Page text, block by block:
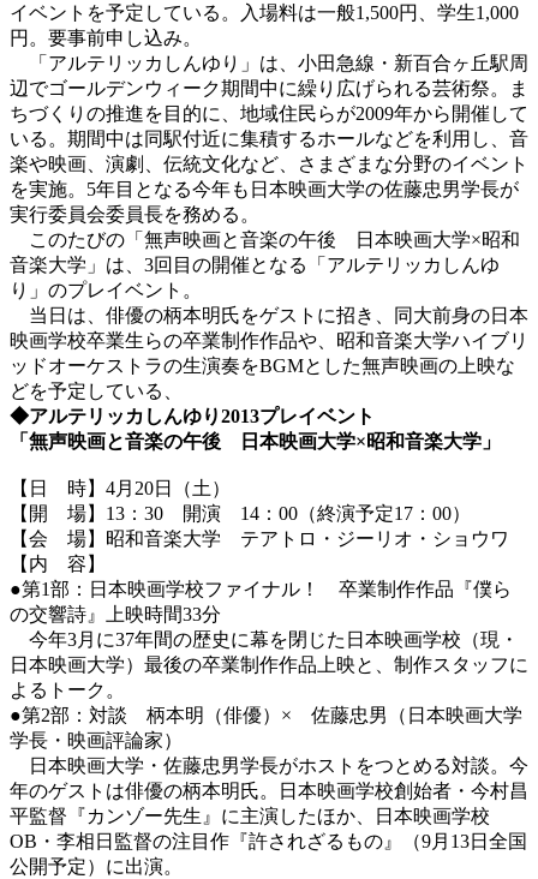
イベントを予定している。入場料は一般1,500円、学生1,000
円。要事前申し込み。
「アルテリッカしんゆり」は、小田急線・新百合ヶ丘駅周
辺でゴールデンウィーク期間中に繰り広げられる芸術祭。ま
ちづくりの推進を目的に、地域住民らが2009年から開催して
いる。期間中は同駅付近に集積するホールなどを利用し、音
楽や映画、演劇、伝統文化など、さまざまな分野のイベント
を実施。5年目となる今年も日本映画大学の佐藤忠男学長が
実行委員会委員長を務める。
このたびの「無声映画と音楽の午後 日本映画大学×昭和
音楽大学」は、3回目の開催となる「アルテリッカしんゆ
り」のプレイベント。
当日は、俳優の柄本明氏をゲストに招き、同大前身の日本
映画学校卒業生らの卒業制作作品や、昭和音楽大学ハイブリ
ッドオーケストラの生演奏をBGMとした無声映画の上映な
どを予定している、
◆アルテリッカしんゆり2013プレイベント
「無声映画と音楽の午後 日本映画大学×昭和音楽大学」
【日 時】4月20日（土）
【開 場】13：30 開演 14：00（終演予定17：00）
【会 場】昭和音楽大学 テアトロ・ジーリオ・ショウワ
【内 容】
●第1部：日本映画学校ファイナル！ 卒業制作作品『僕ら
の交響詩』上映時間33分
今年3月に37年間の歴史に幕を閉じた日本映画学校（現・
日本映画大学）最後の卒業制作作品上映と、制作スタッフに
よるトーク。
●第2部：対談 柄本明（俳優）× 佐藤忠男（日本映画大学
学長・映画評論家）
日本映画大学・佐藤忠男学長がホストをつとめる対談。今
年のゲストは俳優の柄本明氏。日本映画学校創始者・今村昌
平監督『カンゾー先生』に主演したほか、日本映画学校
OB・李相日監督の注目作『許されざるもの』（9月13日全国
公開予定）に出演。